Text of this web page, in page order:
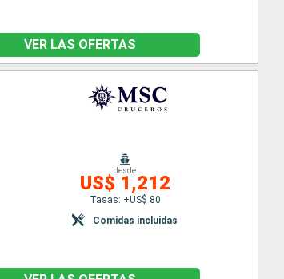
VER LAS OFERTAS
desde
US$ 1,212
Tasas: +US$ 80
Comidas incluidas